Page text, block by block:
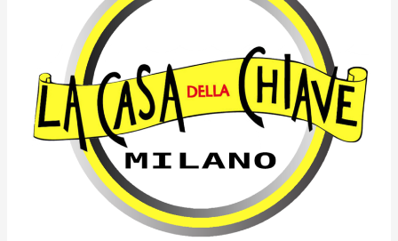
SECUREMME
MILANO